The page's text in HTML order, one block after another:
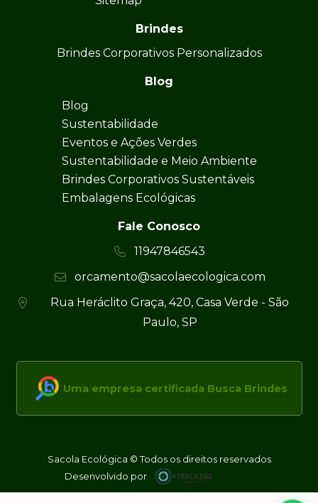
Brindes
Brindes Corporativos Personalizados
Blog
Blog
Sustentabilidade
Eventos e Ações Verdes
Sustentabilidade e Meio Ambiente
Brindes Corporativos Sustentáveis
Embalagens Ecológicas
Fale Conosco
11947846543
orcamento@sacolaecologica.com
Rua Heráclito Graça, 420, Casa Verde - São
Paulo, SP
Uma empresa certificada Busca Brindes
Sacola Ecológica © Todos os direitos reservados
Desenvolvido por